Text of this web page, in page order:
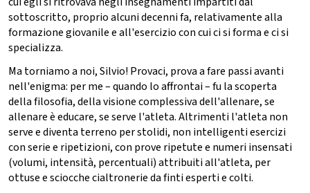
sottoscritto, proprio alcuni decenni fa, relativamente alla
formazione giovanile e all'esercizio con cui ci si forma e ci si
specializza.
Ma torniamo a noi, Silvio! Provaci, prova a fare passi avanti
nell'enigma: per me – quando lo affrontai – fu la scoperta
della filosofia, della visione complessiva dell'allenare, se
allenare è educare, se serve l'atleta. Altrimenti l'atleta non
serve e diventa terreno per stolidi, non intelligenti esercizi
con serie e ripetizioni, con prove ripetute e numeri insensati
(volumi, intensità, percentuali) attribuiti all'atleta, per
ottuse e sciocche cialtronerie da finti esperti e colti.